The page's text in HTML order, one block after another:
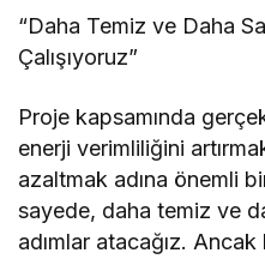
“Daha Temiz ve Daha
Çalışıyoruz”
Proje kapsamında
enerji verimliliğini
azaltmak adına önemli
sayede, daha temiz ve
adımlar atacağız.